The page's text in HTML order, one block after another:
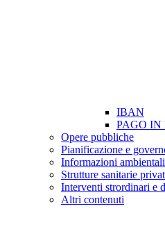
IBAN
PAGO IN
Opere pubbliche
Pianificazione e
Informazioni ambientali
Strutture sanitarie
Interventi strordinari e
Altri contenuti